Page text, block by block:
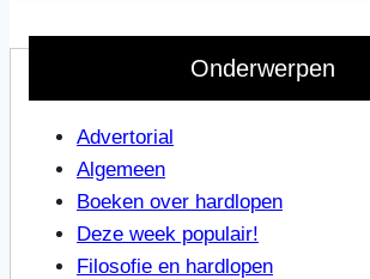
Onderwerpen
Advertorial
Algemeen
Boeken over hardlopen
Deze week populair!
Filosofie en hardlopen